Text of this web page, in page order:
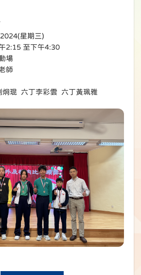
星期三)
2:15 至下午4:30
場
師
炯琨 六丁李彩雲 六丁黃珮雅